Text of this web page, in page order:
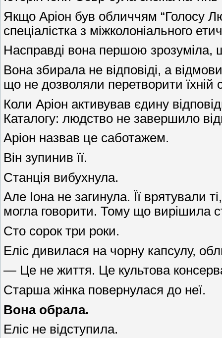
Якщо Аріон був обличчям “Голосу
спеціалістка з міжколоніального
Насправді вона першою зрозуміла,
Вона збирала не відповіді, а
що не дозволяли перетворити їхній
Коли Аріон активував єдину
Каталогу: людство не завершило
Аріон назвав це саботажем.
Він зупинив її.
Станція вибухнула.
Але Іона не загинула. Її
могла говорити. Тому що вирішила
Сто сорок три роки.
Еліс дивилася на чорну капсулу,
— Це не життя. Це культова
Старша жінка повернулася до неї.
Вона обрала.
Еліс не відступила.